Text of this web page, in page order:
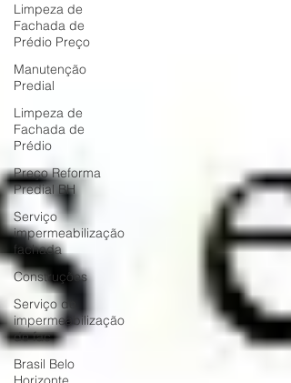
Limpeza de
Fachada de
Prédio Preço
Manutenção
Predial
Limpeza de
Fachada de
Prédio
Preço Reforma
Predial BH
Serviço
impermeabilização
fachada
Construções
Serviço de
impermeabilização
de fac
Brasil Belo